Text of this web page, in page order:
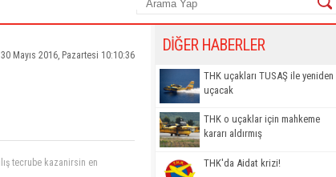
30 Mayıs 2016, Pazartesi 10:10:36
DİĞER HABERLER
THK uçakları TUSAŞ ile yeniden
uçacak
THK o uçaklar için mahkeme
kararı aldırmış
THK'da Aidat krizi!